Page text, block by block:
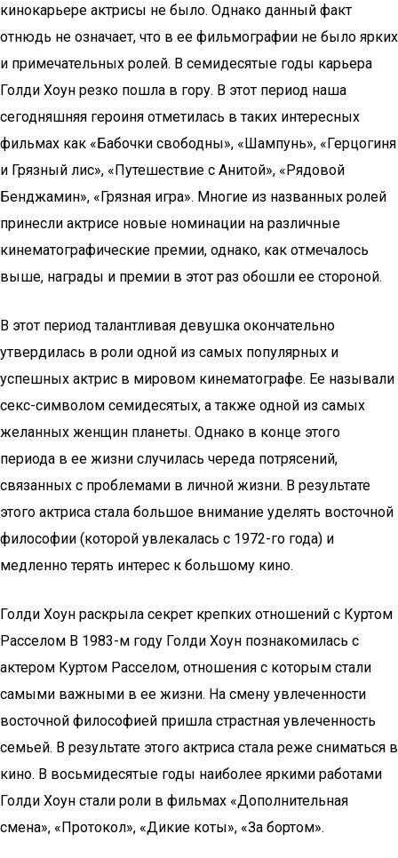
кинокарьере актрисы не было. Однако данный факт
отнюдь не означает, что в ее фильмографии не было ярких
и примечательных ролей. В семидесятые годы карьера
Голди Хоун резко пошла в гору. В этот период наша
сегодняшняя героиня отметилась в таких интересных
фильмах как «Бабочки свободны», «Шампунь», «Герцогиня
и Грязный лис», «Путешествие с Анитой», «Рядовой
Бенджамин», «Грязная игра». Многие из названных ролей
принесли актрисе новые номинации на различные
кинематографические премии, однако, как отмечалось
выше, награды и премии в этот раз обошли ее стороной.
В этот период талантливая девушка окончательно
утвердилась в роли одной из самых популярных и
успешных актрис в мировом кинематографе. Ее называли
секс-символом семидесятых, а также одной из самых
желанных женщин планеты. Однако в конце этого
периода в ее жизни случилась череда потрясений,
связанных с проблемами в личной жизни. В результате
этого актриса стала большое внимание уделять восточной
философии (которой увлекалась с 1972-го года) и
медленно терять интерес к большому кино.
Голди Хоун раскрыла секрет крепких отношений с Куртом
Расселом В 1983-м году Голди Хоун познакомилась с
актером Куртом Расселом, отношения с которым стали
самыми важными в ее жизни. На смену увлеченности
восточной философией пришла страстная увлеченность
семьей. В результате этого актриса стала реже сниматься в
кино. В восьмидесятые годы наиболее яркими работами
Голди Хоун стали роли в фильмах «Дополнительная
смена», «Протокол», «Дикие коты», «За бортом».